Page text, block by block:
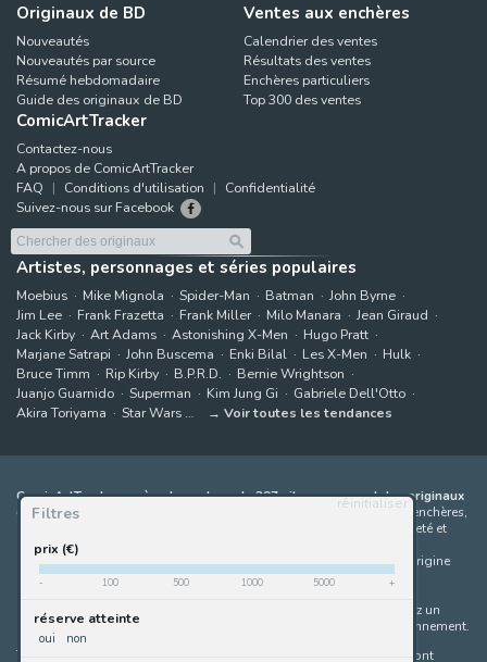
Filtres
réinitialiser
prix (€)
- 100 500 1000 5000 +
réserve atteinte
oui non
Originaux de BD
Nouveautés
Nouveautés par source
Résumé hebdomadaire
Guide des originaux de BD
Ventes aux enchères
Calendrier des ventes
Résultats des ventes
Enchères particuliers
Top 300 des ventes
ComicArtTracker
Contactez-nous
A propos de ComicArtTracker
FAQ
Conditions d'utilisation
Confidentialité
Suivez-nous sur Facebook
Artistes, personnages et séries populaires
Moebius Mike Mignola Spider-Man Batman
John Byrne
Jim Lee
Frank Frazetta Frank Miller Milo Manara
Jean Giraud
Jack Kirby
Art Adams Astonishing X-Men
Hugo Pratt
Marjane Satrapi
John Buscema Enki Bilal Les X-Men
Hulk
Bruce Timm
Rip Kirby B.P.R.D.
Bernie Wrightson
Juanjo Guarnido
Superman Kim Jung Gi
Gabriele Dell'Otto
Akira Toriyama
Star Wars Voir toutes les tendances
ComicArtTracker agrège le contenu de 397 sites proposant des originaux
de bandes dessinées à la vente
(galeries, maisons de ventes aux enchères,
places de marché et sites d'artistes). Aucun produit ne peut être acheté et
aucune enchère ne peut être effectuée directement sur le site de
ComicArtTracker. En cas de différence entre les contenus, le site d'origine
prévaut toujours. Certains liens sur ComicArtTracker sont des liens
commission (sans coût supplémentaire pour vous) si vous effectuez un
achat via ces liens — ce qui nous aide à maintenir le site en fonctionnement.
Toutes les images et tous les personnages contenus dans ce site sont